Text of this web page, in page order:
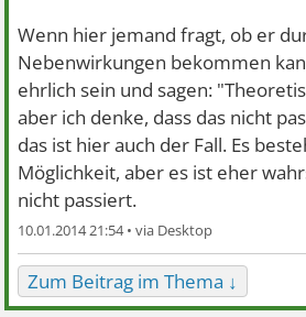
Wenn hier jemand fragt, ob er
Nebenwirkungen bekommen
ehrlich sein und sagen:
aber ich denke, dass das nicht
das ist hier auch der Fall. Es
Möglichkeit, aber es ist eher
nicht passiert.
10.01.2014 21:54 •
Zum Beitrag im Thema ↓